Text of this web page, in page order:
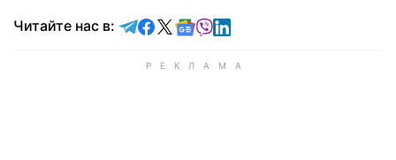
Читайте нас в: Читайте в Telegram
Читайте в Facebook
Читайте в X
Читайте в Google news
Читайте в Viber
Читайте в LinkedIn